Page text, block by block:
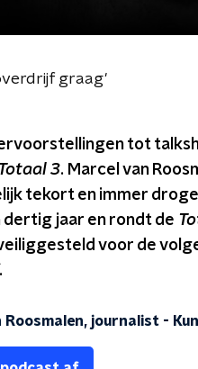
graag'
tot
3. Marcel van
tekort en immer
jaar en rondt de
voor de
.
Roosmalen, journalist -